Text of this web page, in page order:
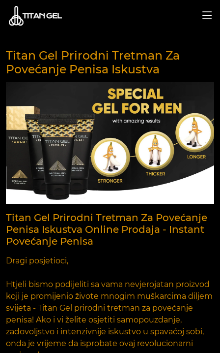
Titan Gel Prirodni Tretman Za
Povećanje Penisa Iskustva
Titan Gel Prirodni Tretman Za Povećanje
Penisa Iskustva Online Prodaja - Instant
Povećanje Penisa
Dragi posjetioci,
Htjeli bismo podijeliti sa vama nevjerojatan proizvod
koji je promijenio živote mnogim muškarcima diljem
svijeta - Titan Gel prirodni tretman za povećanje
penisa! Ako i vi želite osjetiti samopouzdanje,
zadovoljstvo i intenzivnije iskustvo u spavaćoj sobi,
onda je vrijeme da isprobate ovaj revolucionarni